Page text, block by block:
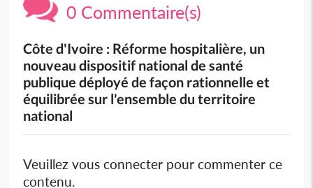
0 Commentaire(s)
Côte d'Ivoire : Réforme hospitalière, un
nouveau dispositif national de santé
publique déployé de façon rationnelle et
équilibrée sur l'ensemble du territoire
national
Veuillez vous connecter pour commenter ce
contenu.